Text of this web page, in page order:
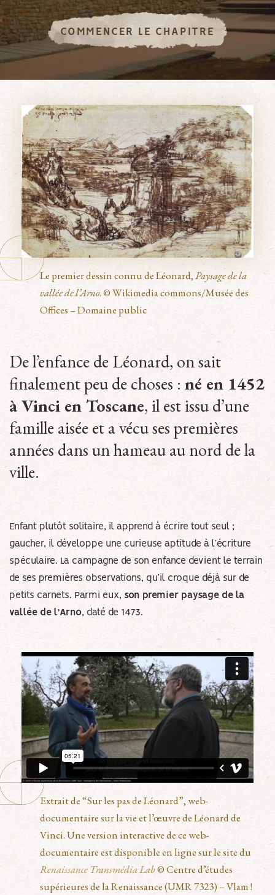
COMMENCER LE CHAPITRE
De l’enfance de Léonard, on sait
finalement peu de choses : né en 1452
à Vinci en Toscane, il est issu d’une
famille aisée et a vécu ses premières
années dans un hameau au nord de la
ville.
Enfant plutôt solitaire, il apprend à écrire tout seul ;
gaucher, il développe une curieuse aptitude à l’écriture
spéculaire. La campagne de son enfance devient le terrain
de ses premières observations, qu’il croque déjà sur de
petits carnets. Parmi eux, son premier paysage de la
vallée de l’Arno, daté de 1473.
Le premier dessin connu de Léonard,Paysage de la
vallée de l’Arno. © Wikimedia commons/Musée des
Offices – Domaine public
Extrait de “Sur les pas de Léonard”, web-
documentaire sur la vie et l’œuvre de Léonard de
Vinci. Une version interactive de ce web-
documentaire est disponible en ligne sur le site du
Renaissance Transmédia Lab© Centre d’études
supérieures de la Renaissance (UMR 7323) – Vlam !